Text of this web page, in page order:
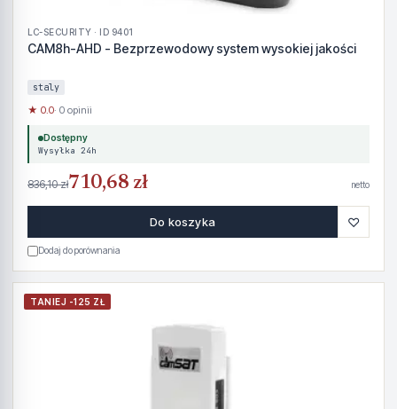
LC-SECURITY · ID 9401
CAM8h-AHD - Bezprzewodowy system wysokiej jakości
staly
★ 0.0· 0 opinii
Dostępny
Wysyłka 24h
836,10 zł710,68 zł netto
Do koszyka ♡
Dodaj do porównania
TANIEJ -125 ZŁ